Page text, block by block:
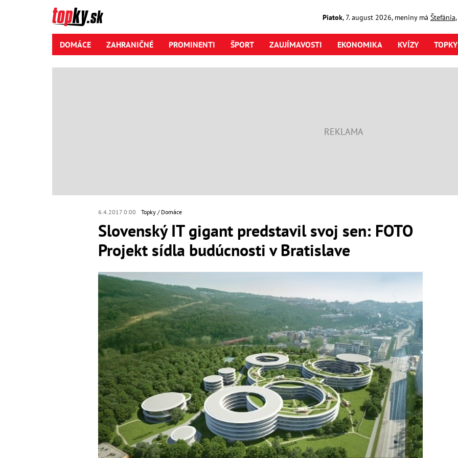
Piatok,7. august2026, meniny má Štefánia
DOMÁCE ZAHRANIČNÉ PROMINENTI ŠPORT ZAUJÍMAVOSTI EKONOMIKA KVÍZY
6.4.2017 0:00 Topky Domáce
Slovenský IT gigant predstavil svoj sen: FOTO
Projekt sídla budúcnosti v Bratislave